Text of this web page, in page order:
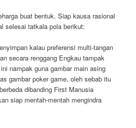
buat bentuk. Siap kausa rasional
selesai tatkala pola berikut:
kalau preferensi multi-tangan
secara renggang Engkau tampak
nampak guna gambar main asing
gambar poker game, oleh sebab itu
dibanding First Manusia
siap mentah-mentah mengindra